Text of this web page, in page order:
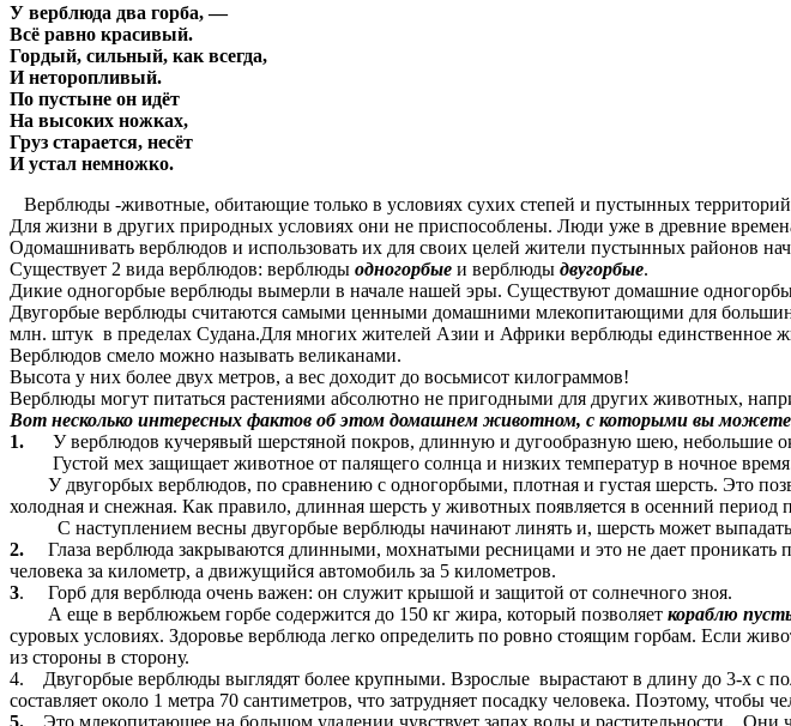
У верблюда два горба, —
Всё равно красивый.
Гордый, сильный, как всегда,
И неторопливый.
По пустыне он идёт
На высоких ножках,
Груз старается, несёт
И устал немножко.
Верблюды -животные, обитающие только в условиях сухих степей и пустынных
Для жизни в других природных условиях они не приспособлены. Люди уже в древние
Одомашнивать верблюдов и использовать их для своих целей жители пустынных районов
Существует 2 вида верблюдов: верблюды одногорбые и верблюды двугорбые.
Дикие одногорбые верблюды вымерли в начале нашей эры. Существуют домашние
Двугорбые верблюды считаются самыми ценными домашними млекопитающими для
млн. штук в пределах Судана.Для многих жителей Азии и Африки верблюды единственное
Верблюдов смело можно называть великанами.
Высота у них более двух метров, а вес доходит до восьмисот килограммов!
Верблюды могут питаться растениями абсолютно не пригодными для других животных,
Вот несколько интересных фактов об этом домашнем животном, с которыми вы можете
1. У верблюдов кучерявый шерстяной покров, длинную и дугообразную шею, небольшие
Густой мех защищает животное от палящего солнца и низких температур в ночное
У двугорбых верблюдов, по сравнению с одногорбыми, плотная и густая шерсть. Это
холодная и снежная. Как правило, длинная шерсть у животных появляется в осенний период
С наступлением весны двугорбые верблюды начинают линять и, шерсть может
2. Глаза верблюда закрываются длинными, мохнатыми ресницами и это не дает
человека за километр, а движущийся автомобиль за 5 километров.
3. Горб для верблюда очень важен: он служит крышой и защитой от солнечного зноя.
А еще в верблюжьем горбе содержится до 150 кг жира, который позволяет кораблю
суровых условиях. Здоровье верблюда легко определить по ровно стоящим горбам. Если
из стороны в сторону.
4. Двугорбые верблюды выглядят более крупными. Взрослые вырастают в длину до 3-х с
составляет около 1 метра 70 сантиметров, что затрудняет посадку человека. Поэтому,
5. Это млекопитающее на большом удалении чувствует запах воды и растительности. Они